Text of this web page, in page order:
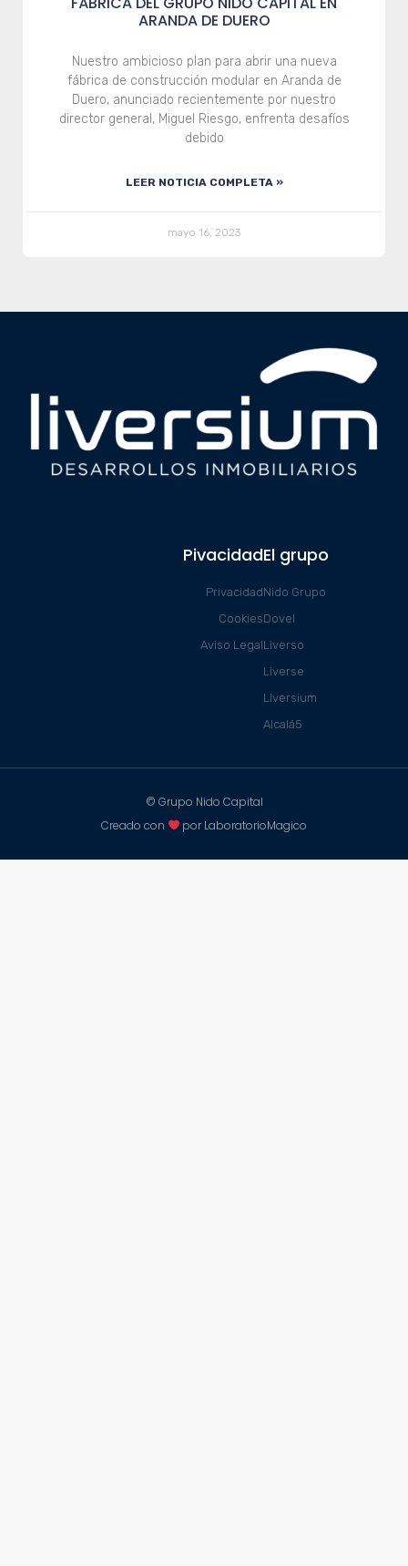
ARANDA DE DUERO
Nuestro ambicioso plan para abrir una nueva
fábrica de construcción modular en Aranda de
Duero, anunciado recientemente por nuestro
director general, Miguel Riesgo, enfrenta desafíos
debido
LEER NOTICIA COMPLETA »
mayo 16, 2023
Pivacidad
Privacidad
Cookies
Aviso Legal
El grupo
Nido Grupo
Dovel
Liverso
Liverse
Liversium
Alcalá5
© Grupo Nido Capital
Creado con
por LaboratorioMagico